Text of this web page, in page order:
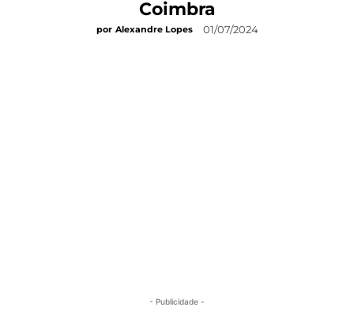
Coimbra
por Alexandre Lopes 01/07/2024
- Publicidade -